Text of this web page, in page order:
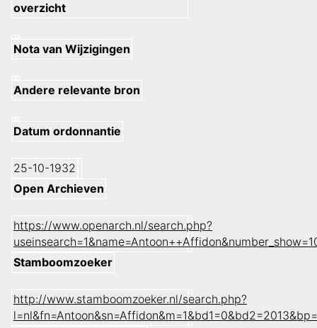
overzicht
Nota van Wijzigingen
Andere relevante bron
Datum ordonnantie
25-10-1932
Open Archieven
https://www.openarch.nl/search.php?
Stamboomzoeker
http://www.stamboomzoeker.nl/search.php?